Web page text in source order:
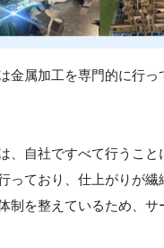
金属加工を専門的に行
、自社ですべて行うこ
っており、仕上がりが
制を整えているため、サ